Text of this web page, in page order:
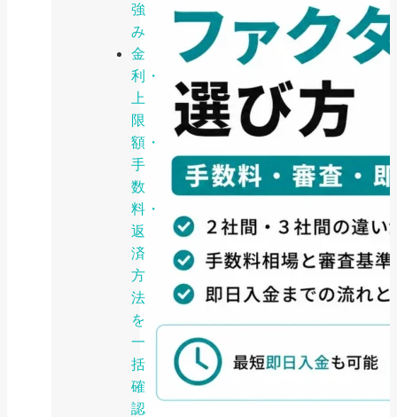
強
み
金
利・
上
限
額・
手
数
料・
返
済
方
法
を
一
括
確
認